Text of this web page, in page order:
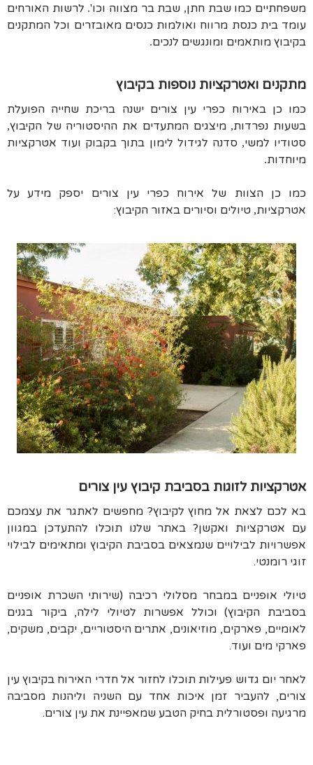
משפחתיים כמו שבת חתן, שבת בר מצווה וכו'. לרשות האורחים
עומד בית כנסת מרווח ואולמות כנסים מאובזרים וכל המתקנים
בקיבוץ מותאמים ומונגשים לנכים.
מתקנים ואטרקציות נוספות בקיבוץ
כמו כן באירוח כפרי עין צורים ישנה בריכת שחייה הפועלת
בשעות נפרדות, מיצגים המתעדים את ההיסטוריה של הקיבוץ,
סטודיו למשי, סדנהלגידול לימון בתוך בקבוק ועוד אטרקציות
מיוחדות.
כמו כן הצוות של אירוח כפרי עין צורים יספק מידע על
אטרקציות, טיולים וסיורים באזור הקיבוץ:
אטרקציות לזוגות בסביבת קיבוץ עין צורים
בא לכם לצאת אל מחוץ לקיבוץ? מחפשים לאתגר את עצמכם
עם אטרקציות ואקשן? באתר שלנו תוכלו להתעדכן במגוון
אפשרויות לבילויים שנמצאים בסביבת הקיבוץ ומתאימים לבילוי
זוגי רומנטי.
טיולי אופניים במבחר מסלולי רכיבה (שירותי השכרת אופניים
בסביבת הקיבוץ) וכולל אפשרות לטיולי לילה, ביקור בגנים
לאומיים, פארקים, מוזיאונים, אתרים היסטוריים, יקבים, משקים,
פארקי מים ועוד.
לאחר יום גדוש פעילות תוכלו לחזור אל חדרי האירוח בקיבוץ עין
צורים, להעביר זמן איכות אחד עם השניה וליהנות מסביבה
מרגיעה ופסטורלית בחיק הטבע שמאפיינת את עין צורים.